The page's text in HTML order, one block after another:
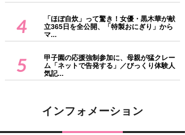
4
「ほぼ自炊」って驚き！女優・黒木華が献
立365日を全公開、「特製おにぎり」から
マ...
5
甲子園の応援強制参加に、母親が猛クレー
ム「ネットで告発する」／びっくり体験人
気記...
インフォメーション